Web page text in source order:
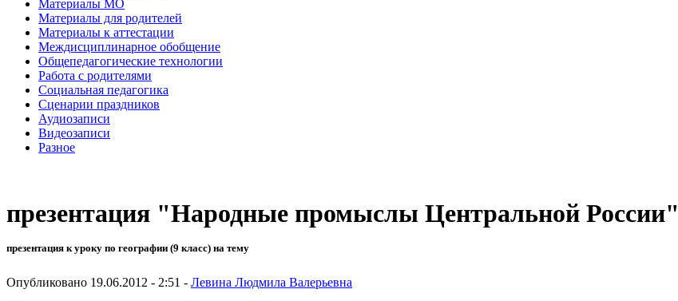
Материалы МО
Материалы для родителей
Материалы к аттестации
Междисциплинарное обобщение
Общепедагогические технологии
Работа с родителями
Социальная педагогика
Сценарии праздников
Аудиозаписи
Видеозаписи
Разное
презентация "Народные промыслы Центральной России"
презентация к уроку по географии (9 класс) на тему
Опубликовано 19.06.2012 - 2:51 - Левина Людмила Валерьевна